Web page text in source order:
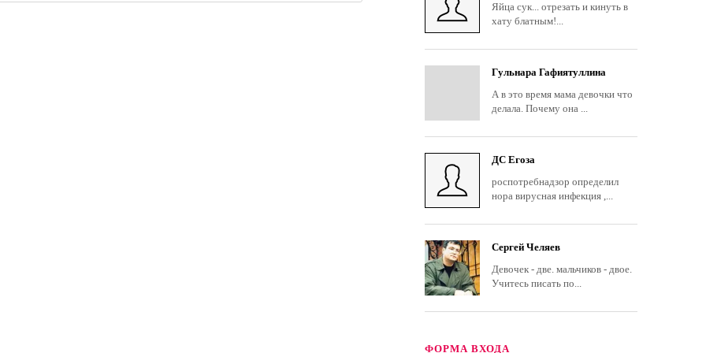
Яйца сук... отрезать и кинуть в
хату блатным!...
Гульнара Гафиятуллина
А в это время мама девочки что
делала. Почему она ...
ДС Егоза
роспотребнадзор определил
нора вирусная инфекция ,...
Сергей Челяев
Девочек - две. мальчиков - двое.
Учитесь писать по...
ФОРМА ВХОДА